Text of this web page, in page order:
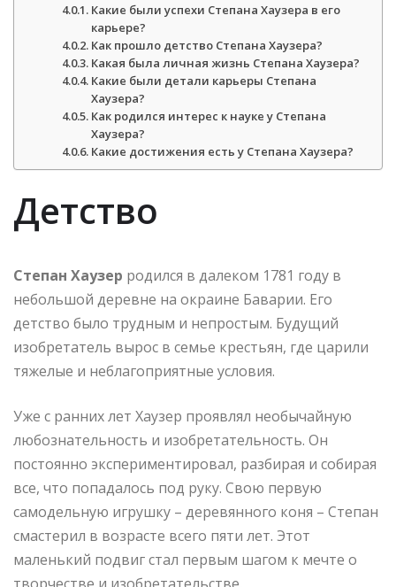
Какие были успехи Степана Хаузера в его
карьере?
Как прошло детство Степана Хаузера?
Какая была личная жизнь Степана Хаузера?
Какие были детали карьеры Степана
Хаузера?
Как родился интерес к науке у Степана
Хаузера?
Какие достижения есть у Степана Хаузера?
Детство
Степан Хаузер родился в далеком 1781 году в
небольшой деревне на окраине Баварии. Его
детство было трудным и непростым. Будущий
изобретатель вырос в семье крестьян, где царили
тяжелые и неблагоприятные условия.
Уже с ранних лет Хаузер проявлял необычайную
любознательность и изобретательность. Он
постоянно экспериментировал, разбирая и собирая
все, что попадалось под руку. Свою первую
самодельную игрушку – деревянного коня – Степан
смастерил в возрасте всего пяти лет. Этот
маленький подвиг стал первым шагом к мечте о